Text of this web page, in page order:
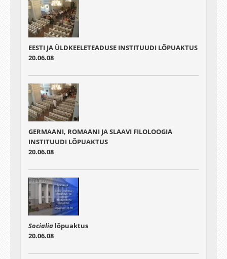
EESTI JA ÜLDKEELETEADUSE INSTITUUDI LÕPUAKTUS
20.06.08
GERMAANI, ROMAANI JA SLAAVI FILOLOOGIA
INSTITUUDI LÕPUAKTUS
20.06.08
Socialia lõpuaktus
20.06.08